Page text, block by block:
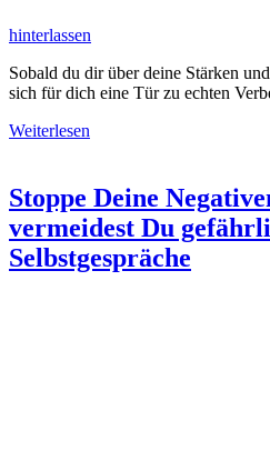
hinterlassen
Sobald du dir über deine Stärken
sich für dich eine Tür zu echten
Weiterlesen
Stoppe Deine
vermeidest Du
Selbstgespräche